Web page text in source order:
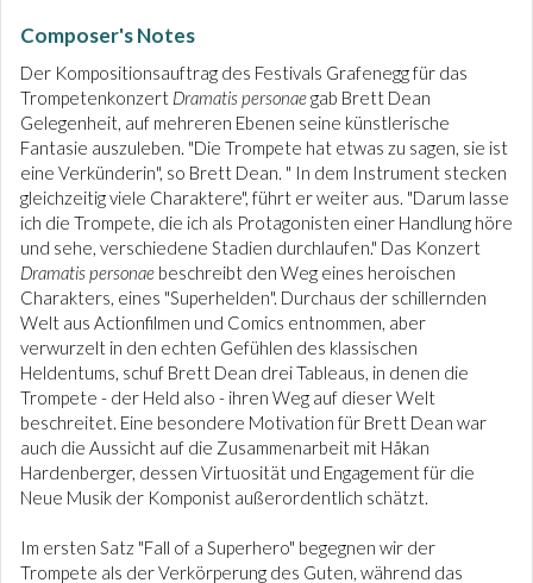
Composer's Notes
Der Kompositionsauftrag des Festivals Grafenegg für das
Trompetenkonzert Dramatis personaegab Brett Dean
Gelegenheit, auf mehreren Ebenen seine künstlerische
Fantasie auszuleben. "Die Trompete hat etwas zu sagen, sie ist
eine Verkünderin", so Brett Dean. " In dem Instrument stecken
gleichzeitig viele Charaktere", führt er weiter aus. "Darum lasse
ich die Trompete, die ich als Protagonisten einer Handlung höre
und sehe, verschiedene Stadien durchlaufen." Das Konzert
Dramatis personae beschreibt den Weg eines heroischen
Charakters, eines "Superhelden". Durchaus der schillernden
Welt aus Actionfilmen und Comics entnommen, aber
verwurzelt in den echten Gefühlen des klassischen
Heldentums, schuf Brett Dean drei Tableaus, in denen die
Trompete - der Held also - ihren Weg auf dieser Welt
beschreitet. Eine besondere Motivation für Brett Dean war
auch die Aussicht auf die Zusammenarbeit mit Håkan
Hardenberger, dessen Virtuosität und Engagement für die
Neue Musik der Komponist außerordentlich schätzt.
Im ersten Satz "Fall of a Superhero" begegnen wir der
Trompete als der Verkörperung des Guten, während das